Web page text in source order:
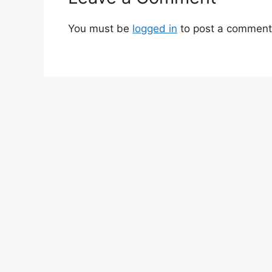
You must be logged in to post a